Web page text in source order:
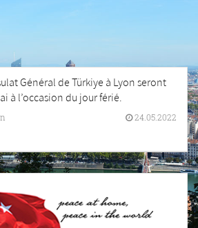
Général de Türkiye à Lyon seront
à l’occasion du jour férié.
24.05.2022